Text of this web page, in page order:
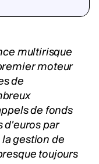
multirisque
moteur
de
de fonds
d'euros par
gestion de
toujours